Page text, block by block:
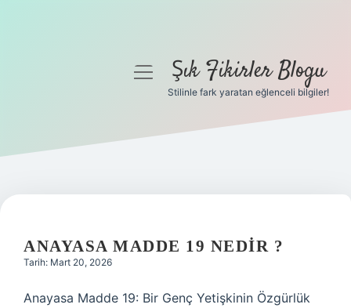
Gizlilik Politikası
Yasal Uyarı
menüyüŞık Fikirler Blogu
Stilinle fark yaratan eğlenceli bilgiler!
ANAYASA MADDE 19 NEDIR ?
Tarih: Mart 20, 2026
Anayasa Madde 19: Bir Genç Yetişkinin Özgürlük